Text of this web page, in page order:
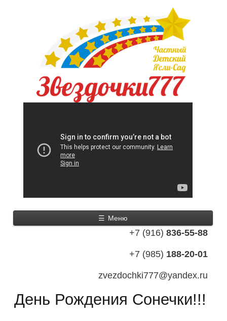
☰ Меню
+7 (916) 836-55-88
+7 (985) 188-20-01
zvezdochki777@yandex.ru
День Рождения Сонечки!!!